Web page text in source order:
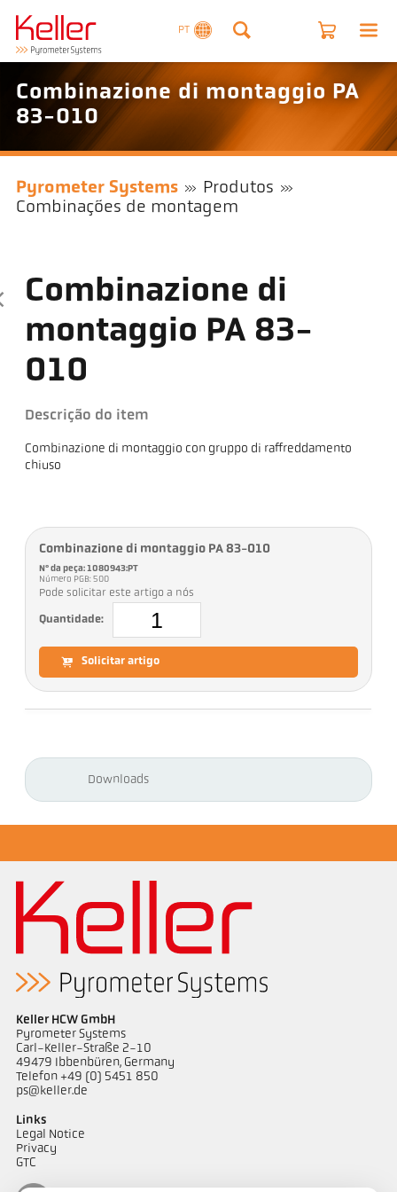
PT
Combinazione di montaggio PA
83-010
Pyrometer Systems
Produtos
Combinações de montagem
Combinazione di
montaggio PA 83-
010
Descrição do item
Combinazione di montaggio con gruppo di raffreddamento
chiuso
Combinazione di montaggio PA 83-010
Nº da peça: 1080943:PT
Número PGB: 500
Pode solicitar este artigo a nós
Quantidade:
Solicitar artigo
Downloads
Keller HCW GmbH
Pyrometer Systems
Carl-Keller-Straße 2-10
49479 Ibbenbüren, Germany
Telefon +49 (0) 5451 850
ps@keller.de
Links
Legal Notice
Privacy
GTC